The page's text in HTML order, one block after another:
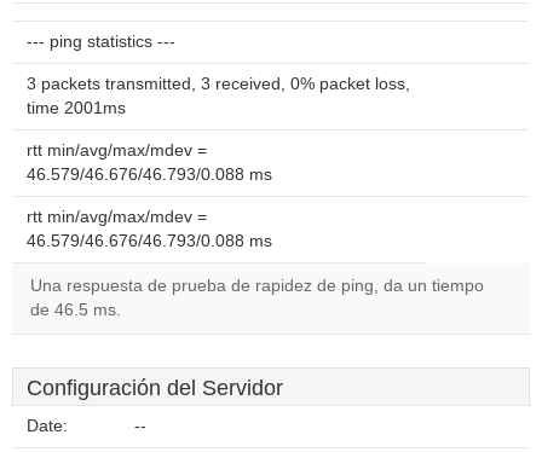
--- ping statistics ---
3 packets transmitted, 3 received, 0% packet loss,
time 2001ms
rtt min/avg/max/mdev =
46.579/46.676/46.793/0.088 ms
rtt min/avg/max/mdev =
46.579/46.676/46.793/0.088 ms
Una respuesta de prueba de rapidez de ping, da un tiempo
de 46.5 ms.
Configuración del Servidor
Date: --